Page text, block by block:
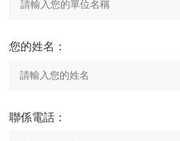
您的姓名：
聯係電話：